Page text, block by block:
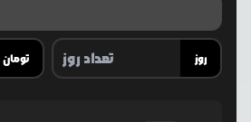
تومان روز